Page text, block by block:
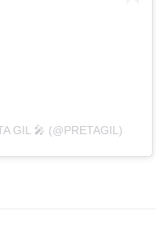
GIL 🎤 (@PRETAGIL)